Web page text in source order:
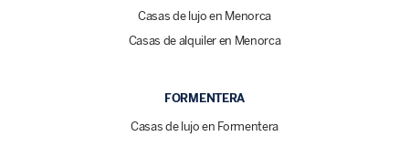
Casas de lujo en Menorca
Casas de alquiler en Menorca
FORMENTERA
Casas de lujo en Formentera